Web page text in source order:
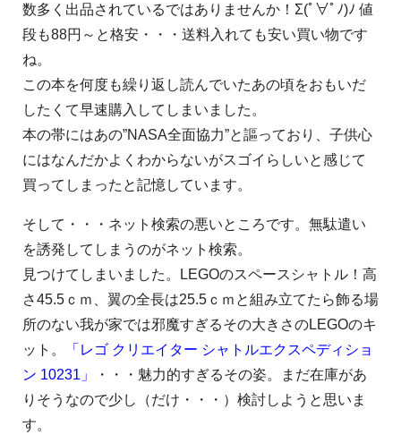
数多く出品されているではありませんか！Σ(ﾟ∀ﾟﾉ)ﾉ 値
段も88円～と格安・・・送料入れても安い買い物です
ね。
この本を何度も繰り返し読んでいたあの頃をおもいだ
したくて早速購入してしまいました。
本の帯にはあの”NASA全面協力”と謳っており、子供心
にはなんだかよくわからないがスゴイらしいと感じて
買ってしまったと記憶しています。
そして・・・ネット検索の悪いところです。無駄遣い
を誘発してしまうのがネット検索。
見つけてしまいました。LEGOのスペースシャトル！高
さ45.5ｃｍ、翼の全長は25.5ｃｍと組み立てたら飾る場
所のない我が家では邪魔すぎるその大きさのLEGOのキ
ット。
「レゴ クリエイター シャトルエクスペディショ
ン 10231」
・・・魅力的すぎるその姿。まだ在庫があ
りそうなので少し（だけ・・・）検討しようと思いま
す。